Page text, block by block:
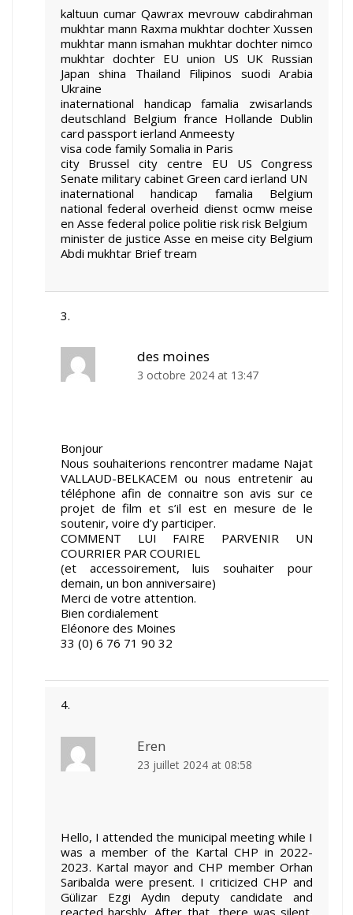
kaltuun cumar Qawrax mevrouw cabdirahman
mukhtar mann Raxma mukhtar dochter Xussen
mukhtar mann ismahan mukhtar dochter nimco
mukhtar dochter EU union US UK Russian
Japan shina Thailand Filipinos suodi Arabia
Ukraine
inaternational handicap famalia zwisarlands
deutschland Belgium france Hollande Dublin
card passport ierland Anmeesty
visa code family Somalia in Paris
city Brussel city centre EU US Congress
Senate military cabinet Green card ierland UN
inaternational handicap famalia Belgium
national federal overheid dienst ocmw meise
en Asse federal police politie risk risk Belgium
minister de justice Asse en meise city Belgium
Abdi mukhtar Brief tream
des moines
3 octobre 2024 at 13:47
Bonjour
Nous souhaiterions rencontrer madame Najat
VALLAUD-BELKACEM ou nous entretenir au
téléphone afin de connaitre son avis sur ce
projet de film et s’il est en mesure de le
soutenir, voire d’y participer.
COMMENT LUI FAIRE PARVENIR UN
COURRIER PAR COURIEL
(et accessoirement, luis souhaiter pour
demain, un bon anniversaire)
Merci de votre attention.
Bien cordialement
Eléonore des Moines
33 (0) 6 76 71 90 32
Eren
23 juillet 2024 at 08:58
Hello, I attended the municipal meeting while I
was a member of the Kartal CHP in 2022-
2023. Kartal mayor and CHP member Orhan
Saribalda were present. I criticized CHP and
Gülizar Ezgi Aydın deputy candidate and